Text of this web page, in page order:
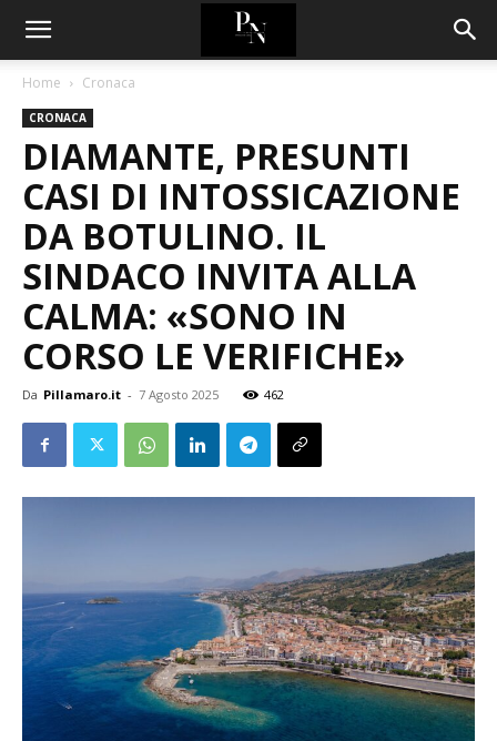
Home Cronaca
CRONACA
DIAMANTE, PRESUNTI
CASI DI INTOSSICAZIONE
DA BOTULINO. IL
SINDACO INVITA ALLA
CALMA: «SONO IN
CORSO LE VERIFICHE»
Da Pillamaro.it - 7 Agosto 2025 462